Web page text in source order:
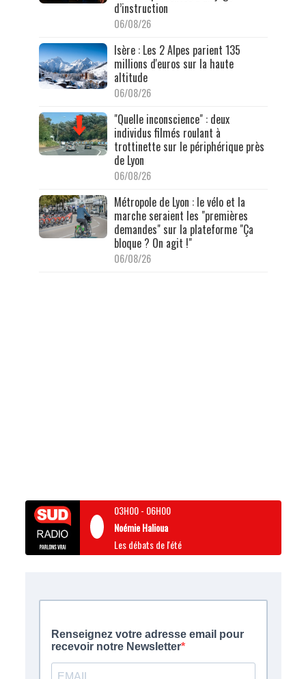
d’instruction
06/08/26
Isère : Les 2 Alpes parient 135
millions d'euros sur la haute
altitude
06/08/26
"Quelle inconscience" : deux
individus filmés roulant à
trottinette sur le périphérique près
de Lyon
06/08/26
Métropole de Lyon : le vélo et la
marche seraient les "premières
demandes" sur la plateforme "Ça
bloque ? On agit !"
06/08/26
03H00- 06H00
Noémie Halioua
Les débats de l'été